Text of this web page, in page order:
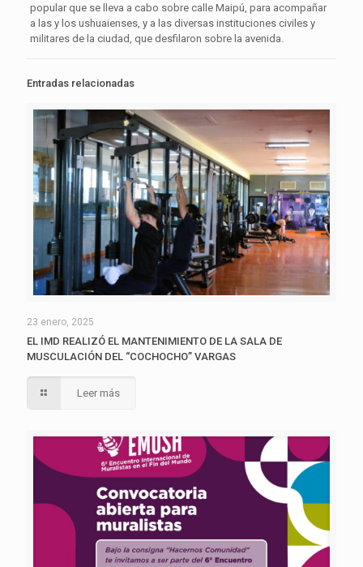
popular que se lleva a cabo sobre calle Maipú, para acompañar
a las y los ushuaienses, y a las diversas instituciones civiles y
militares de la ciudad, que desfilaron sobre la avenida.
Entradas relacionadas
23 enero, 2025
EL IMD REALIZÓ EL MANTENIMIENTO DE LA SALA DE
MUSCULACIÓN DEL “COCHOCHO” VARGAS
Leer más